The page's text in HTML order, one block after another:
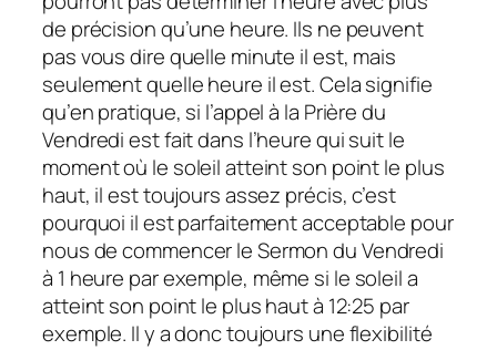
de précision qu’une heure. Ils ne peuvent
pas vous dire quelle minute il est, mais
seulement quelle heure il est. Cela signifie
qu’en pratique, si l’appel à la Prière du
Vendredi est fait dans l’heure qui suit le
moment où le soleil atteint son point le plus
haut, il est toujours assez précis, c’est
pourquoi il est parfaitement acceptable pour
nous de commencer le Sermon du Vendredi
à 1 heure par exemple, même si le soleil a
atteint son point le plus haut à 12:25 par
exemple. Il y a donc toujours une flexibilité